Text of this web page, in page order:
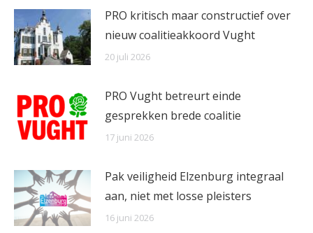
PRO kritisch maar constructief over
nieuw coalitieakkoord Vught
20 juli 2026
PRO Vught betreurt einde
gesprekken brede coalitie
17 juni 2026
Pak veiligheid Elzenburg integraal
aan, niet met losse pleisters
16 juni 2026